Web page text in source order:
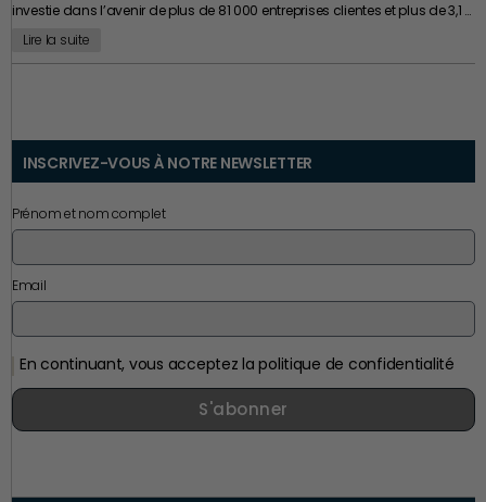
investie dans l’avenir de plus de 81 000 entreprises clientes et plus de 3,1 …
Lire la suite
INSCRIVEZ-VOUS À NOTRE NEWSLETTER
Prénom et nom complet
Email
En continuant, vous acceptez la politique de confidentialité
S'abonner